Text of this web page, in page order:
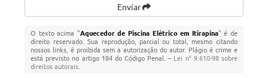
Enviar
O texto acima "Aquecedor de Piscina Elétrico em Itirapina" é de
direito reservado. Sua reprodução, parcial ou total, mesmo citando
nossos links, é proibida sem a autorização do autor. Plágio é crime e
está previsto no artigo 184 do Código Penal. – Lei n° 9.610-98 sobre
direitos autorais